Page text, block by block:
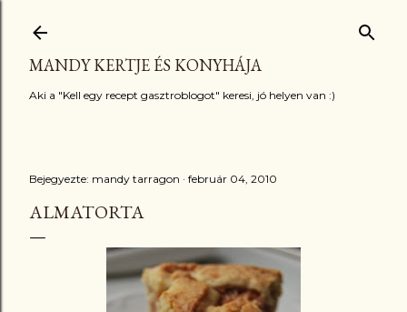
MANDY KERTJE ÉS KONYHÁJA
Aki a "Kell egy recept gasztroblogot" keresi, jó helyen van :)
Bejegyezte: mandy tarragon február 04, 2010
ALMATORTA